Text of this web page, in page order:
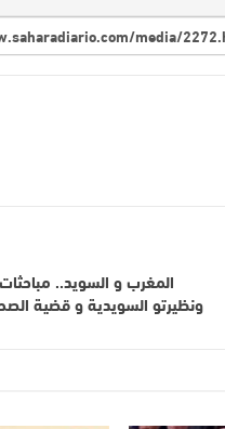
المغرب و السويد.. مباحثات
ونظيرتو السويدية و قضية